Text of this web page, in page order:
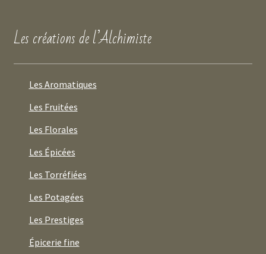
Les créations de l’Alchimiste
Les Aromatiques
Les Fruitées
Les Florales
Les Épicées
Les Torréfiées
Les Potagées
Les Prestiges
Épicerie fine